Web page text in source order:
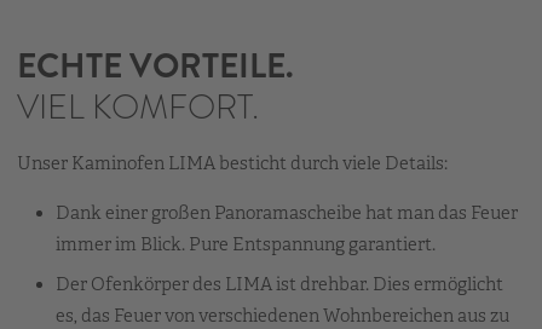
ECHTE VORTEILE.
VIEL KOMFORT.
Unser Kaminofen LIMA besticht durch viele Details:
Dank einer großen Panoramascheibe hat man das Feuer
immer im Blick. Pure Entspannung garantiert.
Der Ofenkörper des LIMA ist drehbar. Dies ermöglicht
es, das Feuer von verschiedenen Wohnbereichen aus zu